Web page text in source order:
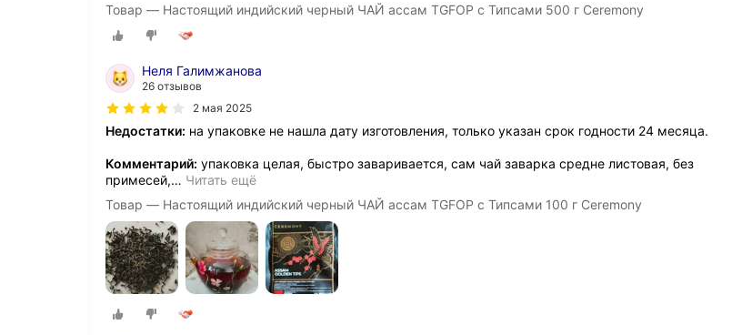
Товар — Настоящий индийский черный ЧАЙ ассам TGFOP с Типсами 500 г Ceremony
Неля Галимжанова
26 отзывов
2 мая 2025
Недостатки: на упаковке не нашла дату изготовления, только указан срок годности 24 месяца.
Комментарий: упаковка целая, быстро заваривается, сам чай заварка средне листовая, без
примесей,… Читать ещё
Товар — Настоящий индийский черный ЧАЙ ассам TGFOP с Типсами 100 г Ceremony